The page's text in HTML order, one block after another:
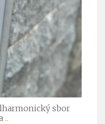
sbor
...